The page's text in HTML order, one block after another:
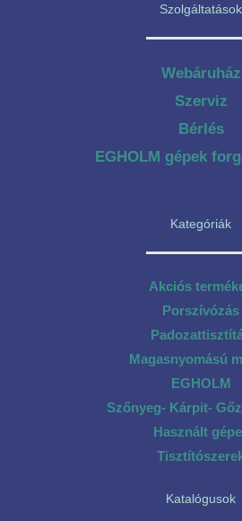
Szolgáltatások
Webáruház
Szerviz
Bérlés
EGHOLM gépek
Kategóriák
Akciós
Porszívózás
Magasnyomású
EGHOLM
Szőnyeg- Kárpit-
Használt
Katalógusok